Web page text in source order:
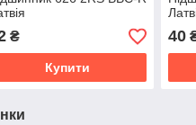
₴
Купити
40